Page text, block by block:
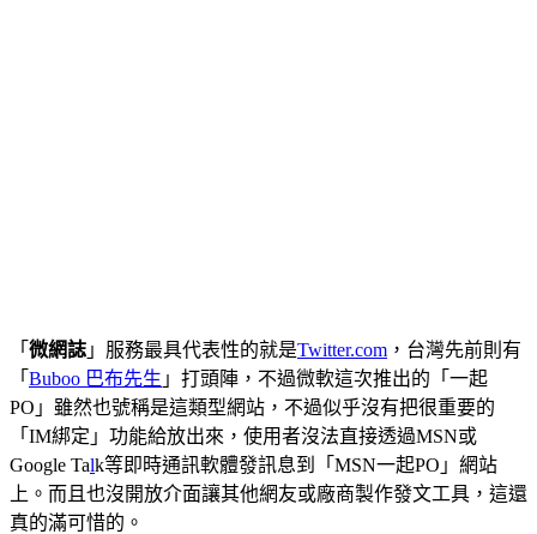
「 微網誌 」服務最具代表性的就是Twitter.com ，台灣先前則有
「 Buboo 巴布先生 」打頭陣，不過微軟這次推出的「一起
PO」雖然也號稱是這類型網站，不過似乎沒有把很重要的
「IM綁定」功能給放出來，使用者沒法直接透過MSN或
Google Talk等即時通訊軟體發訊息到「MSN一起PO」網站
上。而且也沒開放介面讓其他網友或廠商製作發文工具，這還
真的滿可惜的。